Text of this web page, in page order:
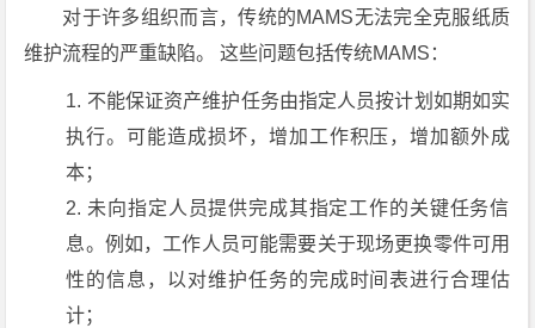
对于许多组织而言，传统的MAMS无法完全克服纸质
维护流程的严重缺陷。 这些问题包括传统MAMS：
不能保证资产维护任务由指定人员按计划如期如实
执行。可能造成损坏，增加工作积压，增加额外成
本；
未向指定人员提供完成其指定工作的关键任务信
息。例如，工作人员可能需要关于现场更换零件可用
性的信息，以对维护任务的完成时间表进行合理估
计；